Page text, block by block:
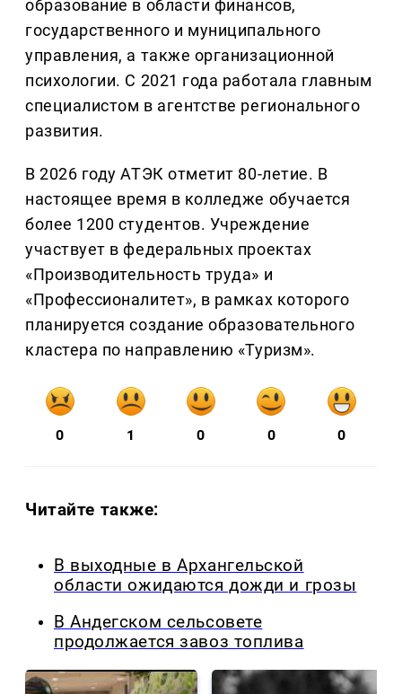
образование в области финансов,
государственного и муниципального
управления, а также организационной
психологии. С 2021 года работала главным
специалистом в агентстве регионального
развития.
В 2026 году АТЭК отметит 80-летие. В
настоящее время в колледже обучается
более 1200 студентов. Учреждение
участвует в федеральных проектах
«Производительность труда» и
«Профессионалитет», в рамках которого
планируется создание образовательного
кластера по направлению «Туризм».
0 1 0 0 0
Читайте также:
В выходные в Архангельской
области ожидаются дожди и грозы
В Андегском сельсовете
продолжается завоз топлива